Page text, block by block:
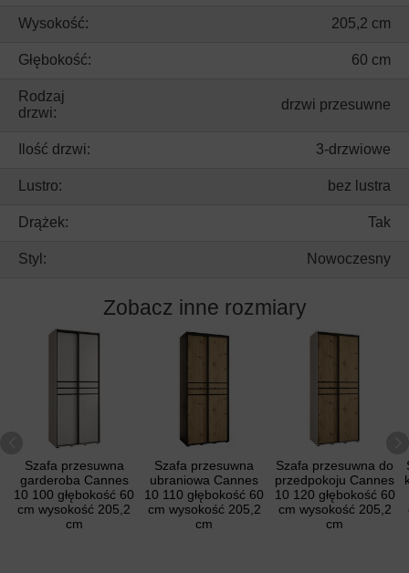
Wysokość: 205,2 cm
Głębokość: 60 cm
Rodzaj
drzwi:
drzwi przesuwne
Ilość drzwi: 3-drzwiowe
Lustro: bez lustra
Drążek: Tak
Styl: Nowoczesny
Zobacz inne rozmiary
Szafa przesuwna
garderoba Cannes
10 100 głębokość 60
cm wysokość 205,2
cm
Szafa przesuwna
ubraniowa Cannes
10 110 głębokość 60
cm wysokość 205,2
cm
Szafa przesuwna do
przedpokoju Cannes
10 120 głębokość 60
cm wysokość 205,2
cm